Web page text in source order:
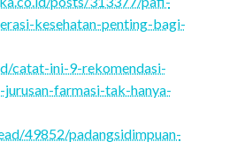
kesehatan-penting-bagi-
catat-ini-9-rekomendasi-
farmasi-tak-hanya-
49852/padangsidimpuan-